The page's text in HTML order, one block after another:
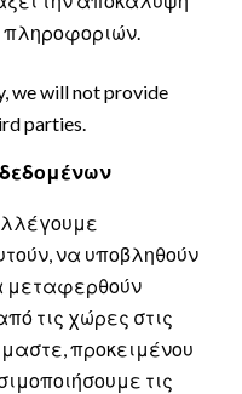
we will not provide
parties.
δεδομένων
να υποβληθούν
μεταφερθούν
τις χώρες στις
προκειμένου
τις